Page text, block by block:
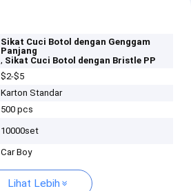
Sikat Cuci Botol dengan Genggam
Panjang
, Sikat Cuci Botol dengan Bristle PP
$2-$5
Karton Standar
500 pcs
10000set
Car Boy
Lihat Lebih